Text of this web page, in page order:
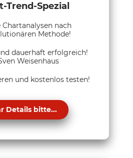
Trend-Spezial
Chartanalysen nach
Methode!
dauerhaft erfolgreich!
Weisenhaus
und kostenlos testen!
Details bitte...